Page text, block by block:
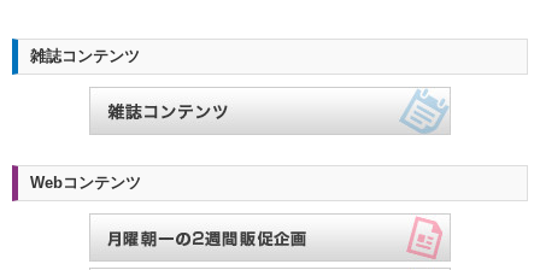
雑誌コンテンツ
Webコンテンツ